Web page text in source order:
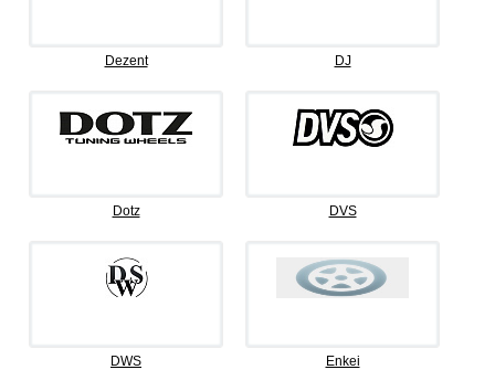
Dezent DJ
Dotz DVS
DWS Enkei